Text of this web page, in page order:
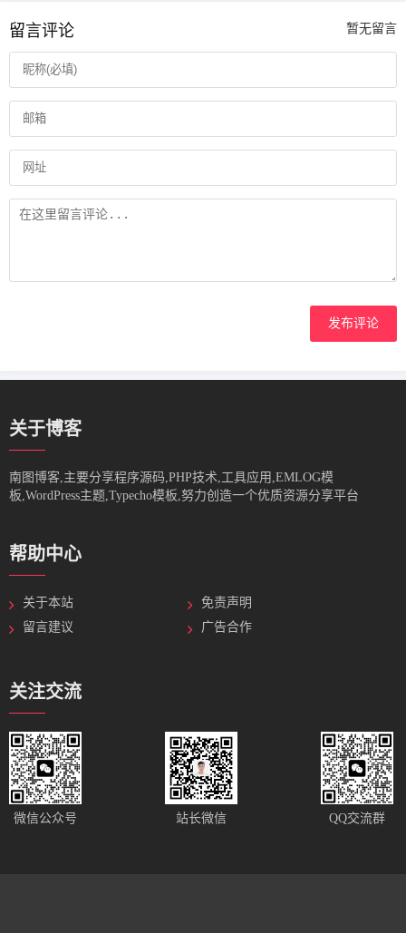
留言评论 暂无留言
发布评论
关于博客
南图博客,主要分享程序源码,PHP技术,工具应用,EMLOG模
板,WordPress主题,Typecho模板,努力创造一个优质资源分享平台
帮助中心
关于本站
免责声明
留言建议
广告合作
关注交流
微信公众号 站长微信 QQ交流群